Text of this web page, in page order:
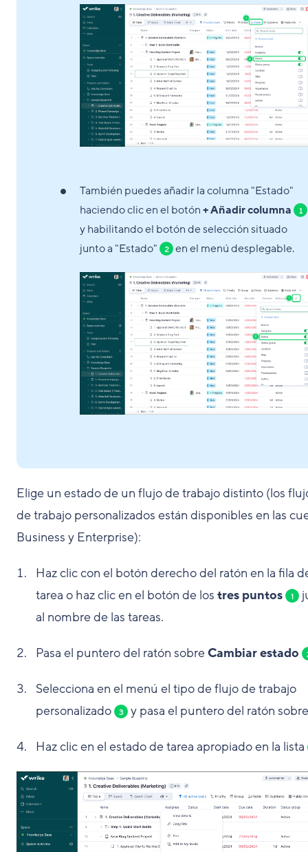
También puedes añadir la columna "Estado"
haciendo clic en el botón+ Añadir columna 1
y habilitando el botón de selección situado
junto a "Estado"
2 en el menú desplegable.
Elige un estado de un flujo de trabajo distinto (los
de trabajo personalizados están disponibles en las
Business y Enterprise):
Haz clic con el botón derecho del ratón en la fila
tarea o haz clic en el botón de los tres puntos 1
al nombre de las tareas.
Pasa el puntero del ratón sobreCambiar estado
Selecciona en el menú el tipo de flujo de trabajo
personalizado
3 y pasa el puntero del ratón
Haz clic en el estado de tarea apropiado en la lista